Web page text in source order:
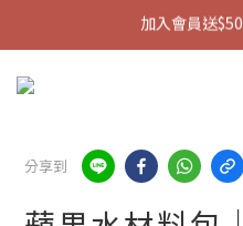
加入會員送
加入會員送
加入會員送
分享到